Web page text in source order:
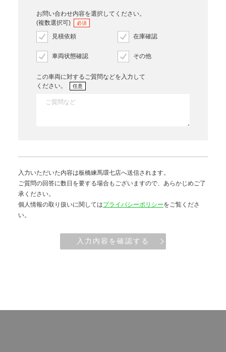
お問い合わせ内容を選択してください。
(複数選択可)
必須
見積依頼 在庫確認
車両状態確認 その他
この車両に対するご質問などを入力して
ください。
任意
入力いただいた内容は板橋練馬環七店へ送信されます。
ご質問の回答に数日を要する場合もございますので、あらかじめご了
承ください。
個人情報の取り扱いに関してはプライバシーポリシーをご覧くださ
い。
入力内容を確認する